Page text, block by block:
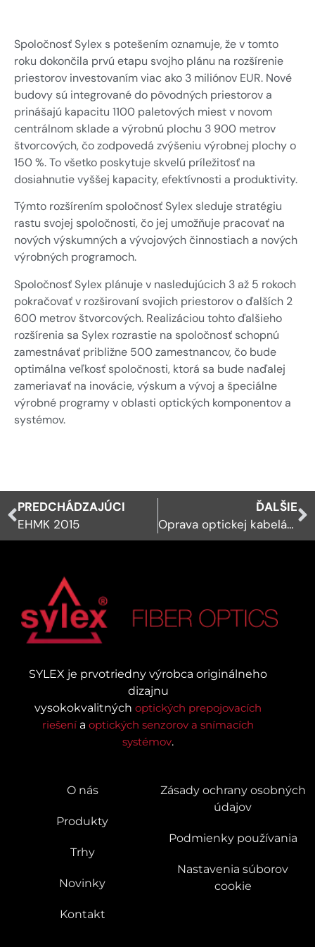
Snímače a Snímacie systémy
Snímače
Meracie zariadenia
Vyhodnocovací softvér
Sieťové prepojenia
Inštalačné príslušenstvo
Iné
Senzory a snímacie systémy
Zákazková konštrukcia a
výskum a vývoj
Zmluvná výroba / OEM
navigácia
Spýtajte sa
online
Spoločnosť Sylex s potešením oznamuje, že v tomto
roku dokončila prvú etapu svojho plánu na rozšírenie
priestorov investovaním viac ako 3 miliónov EUR. Nové
budovy sú integrované do pôvodných priestorov a
prinášajú kapacitu 1100 paletových miest v novom
centrálnom sklade a výrobnú plochu 3 900 metrov
štvorcových, čo zodpovedá zvýšeniu výrobnej plochy o
150 %. To všetko poskytuje skvelú príležitosť na
dosiahnutie vyššej kapacity, efektívnosti a produktivity.
Týmto rozšírením spoločnosť Sylex sleduje stratégiu
rastu svojej spoločnosti, čo jej umožňuje pracovať na
nových výskumných a vývojových činnostiach a nových
výrobných programoch.
Spoločnosť Sylex plánuje v nasledujúcich 3 až 5 rokoch
pokračovať v rozširovaní svojich priestorov o ďalších 2
600 metrov štvorcových. Realizáciou tohto ďalšieho
rozšírenia sa Sylex rozrastie na spoločnosť schopnú
zamestnávať približne 500 zamestnancov, čo bude
optimálna veľkosť spoločnosti, ktorá sa bude naďalej
zameriavať na inovácie, výskum a vývoj a špeciálne
výrobné programy v oblasti optických komponentov a
systémov.
PREDCHÁDZAJÚCI
EHMK 2015
ĎALŠIE
Oprava optickej kabeláže na mieste
SYLEX je prvotriedny výrobca originálneho
dizajnu
vysokokvalitných optických prepojovacích
riešení a optických senzorov a snímacích
systémov.
O nás
Produkty
Trhy
Novinky
Kontakt
Zásady ochrany osobných
údajov
Podmienky používania
Nastavenia súborov
cookie